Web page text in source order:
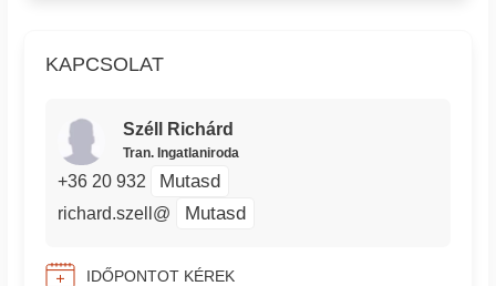
KAPCSOLAT
Széll Richárd
Tran. Ingatlaniroda
+36 20 932 Mutasd
richard.szell@ Mutasd
IDŐPONTOT KÉREK